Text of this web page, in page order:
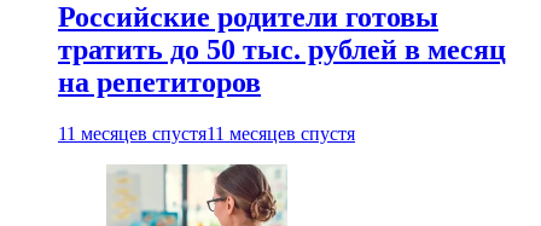
Российские родители готовы
тратить до 50 тыс. рублей в месяц
на репетиторов
11 месяцев спустя11 месяцев спустя